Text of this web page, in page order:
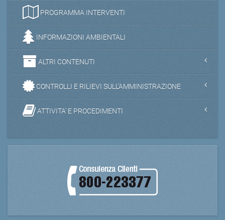
PROGRAMMA INTERVENTI
INFORMAZIONI AMBIENTALI
ALTRI CONTENUTI
CONTROLLI E RILIEVI SULL'AMMINISTRAZIONE
ATTIVITA' E PROCEDIMENTI